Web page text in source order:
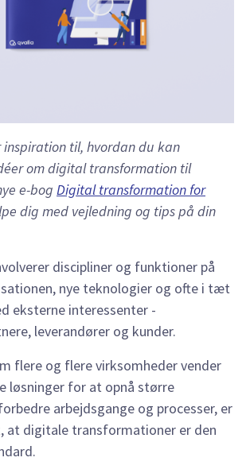
til, hvordan du kan
om digital transformation til
e-bog Digital transformation for
dig med vejledning og tips på din
discipliner og funktioner på
nye teknologier og ofte i tæt
eksterne interessenter -
leverandører og kunder.
flere og flere virksomheder vender
løsninger for at opnå større
arbejdsgange og processer, er
at digitale transformationer er den